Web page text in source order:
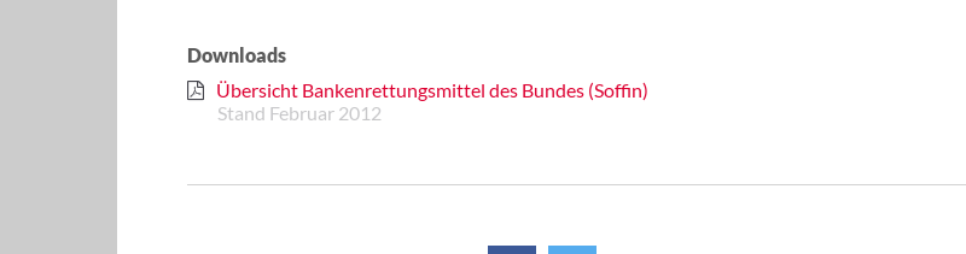
Downloads
Übersicht Bankenrettungsmittel des Bundes (Soffin)
Stand Februar 2012